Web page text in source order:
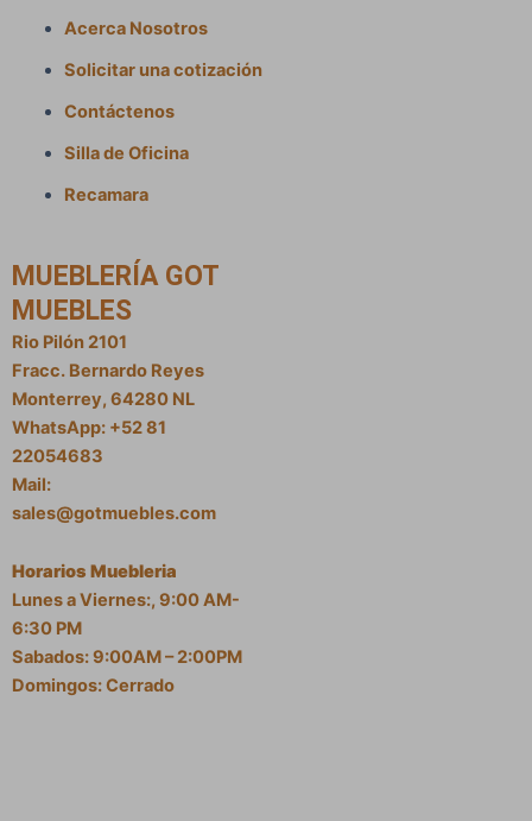
Acerca Nosotros
Solicitar una cotización
Contáctenos
Silla de Oficina
Recamara
MUEBLERÍA GOT
MUEBLES
Rio Pilón 2101
Fracc. Bernardo Reyes
Monterrey, 64280 NL
WhatsApp: +52 81
22054683
Mail:
sales@gotmuebles.com
Horarios Muebleria
Lunes a Viernes:, 9:00 AM-
6:30 PM
Sabados: 9:00AM – 2:00PM
Domingos: Cerrado